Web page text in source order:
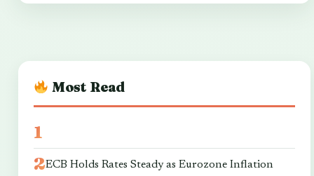
Most Read
ECB Holds Rates Steady as Eurozone Inflation